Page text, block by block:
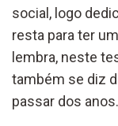
social, logo
resta para ter
lembra, neste
também se diz
passar dos anos.